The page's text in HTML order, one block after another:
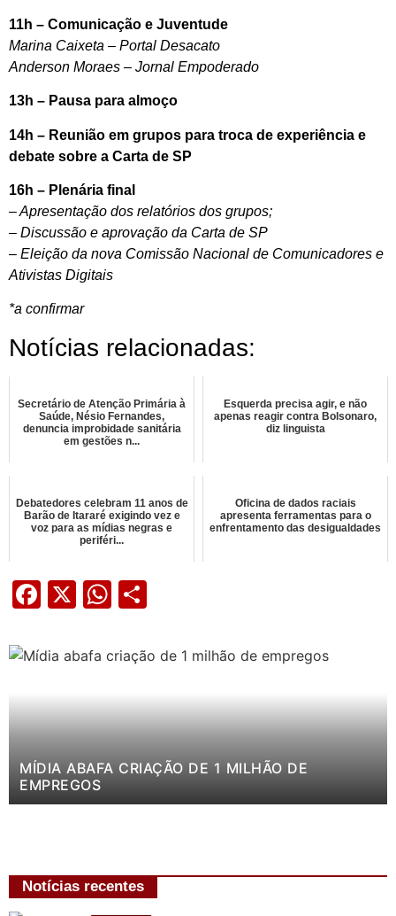
11h – Comunicação e Juventude
Marina Caixeta – Portal Desacato
Anderson Moraes – Jornal Empoderado
13h – Pausa para almoço
14h – Reunião em grupos para troca de experiência e
debate sobre a Carta de SP
16h – Plenária final
– Apresentação dos relatórios dos grupos;
– Discussão e aprovação da Carta de SP
– Eleição da nova Comissão Nacional de Comunicadores e
Ativistas Digitais
*a confirmar
Notícias relacionadas:
Secretário de Atenção Primária à
Saúde, Nésio Fernandes,
denuncia improbidade sanitária
em gestões n...
Esquerda precisa agir, e não
apenas reagir contra Bolsonaro,
diz linguista
Debatedores celebram 11 anos de
Barão de Itararé exigindo vez e
voz para as mídias negras e
periféri...
Oficina de dados raciais
apresenta ferramentas para o
enfrentamento das desigualdades
Facebook
X WhatsApp
MÍDIA ABAFA CRIAÇÃO DE 1 MILHÃO DE
EMPREGOS
Notícias recentes